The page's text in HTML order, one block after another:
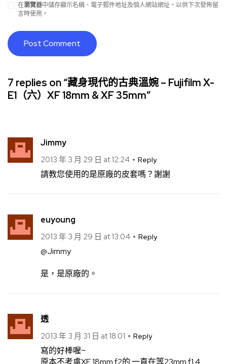
在瀏覽器中儲存顯示名稱、電子郵件地址及個人網站網址，以供下次發佈留
言時使用。
7 replies on “藏身現代的古典溫婉 – Fujifilm X-
E1（六）XF 18mm & XF 35mm”
Jimmy
2013 年 3 月 29 日 at 12:24 Reply
請教您使用的是原廠的皮套嗎？謝謝
euyoung
2013 年 3 月 29 日 at 13:04 Reply
@Jimmy
是，是原廠的。
透
2013 年 3 月 31 日 at 18:01 Reply
寫的好棒喔~
原本不考慮XF 18mm f2的 一直在等23mm f1.4